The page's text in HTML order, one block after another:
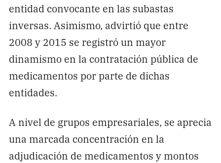
entidad convocante en las subastas
inversas. Asimismo, advirtió que entre
2008 y 2015 se registró un mayor
dinamismo en la contratación pública de
medicamentos por parte de dichas
entidades.
A nivel de grupos empresariales, se aprecia
una marcada concentración en la
adjudicación de medicamentos y montos